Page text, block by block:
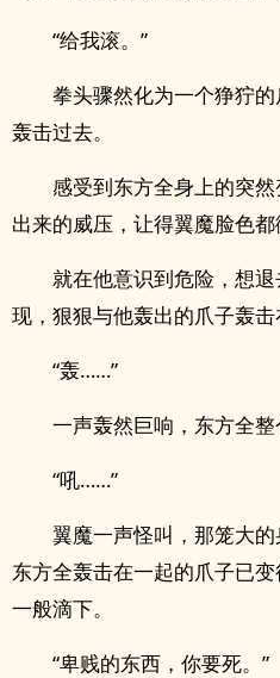
“给我滚。”
拳头骤然化为一个狰狞
轰击过去。
感受到东方全身上的突
出来的威压，让得翼魔脸色都
就在他意识到危险，想
现，狠狠与他轰出的爪子轰击
“轰……”
一声轰然巨响，东方全整
“吼……”
翼魔一声怪叫，那笼大
东方全轰击在一起的爪子已
一般滴下。
“卑贱的东西，你要死。”